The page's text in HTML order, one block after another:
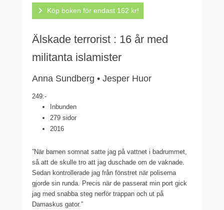
Köp boken för endast 162 kr!
Älskade terrorist : 16 år med
militanta islamister
Anna Sundberg • Jesper Huor
249:-
Inbunden
279 sidor
2016
”När barnen somnat satte jag på vattnet i badrummet,
så att de skulle tro att jag duschade om de vaknade.
Sedan kontrollerade jag från fönstret när poliserna
gjorde sin runda. Precis när de passerat min port gick
jag med snabba steg nerför trappan och ut på
Damaskus gator.”